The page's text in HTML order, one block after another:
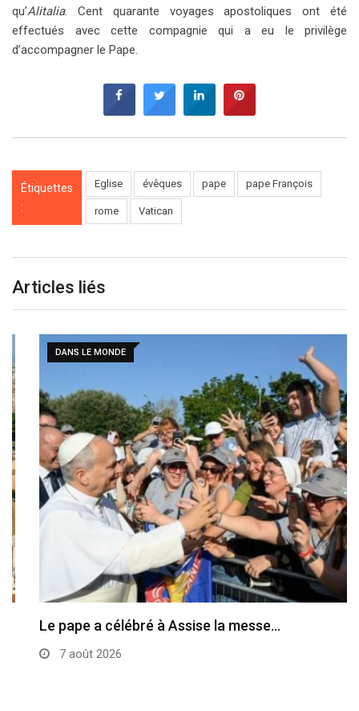
qu’Alitalia. Cent quarante voyages apostoliques ont été
effectués avec cette compagnie qui a eu le privilège
d’accompagner le Pape.
Étiquettes
:
Eglise évêques pape pape François
rome Vatican
Articles liés
DANS LE MONDE
Le pape a célébré à Assise la messe…
7 août 2026